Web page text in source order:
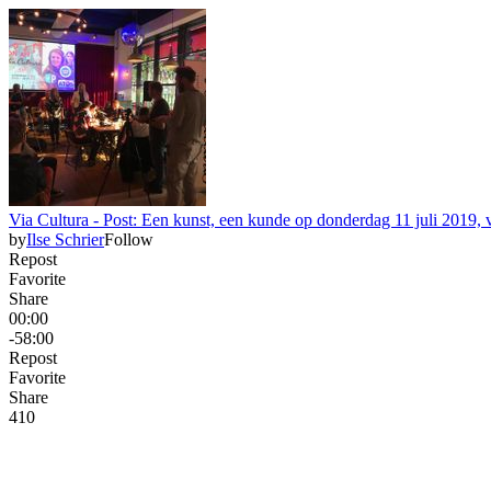
Via Cultura - Post: Een kunst, een kunde op donderdag 11 juli
byIlse SchrierFollow
Repost
Favorite
Share
00:00
-58:00
Repost
Favorite
Share
410